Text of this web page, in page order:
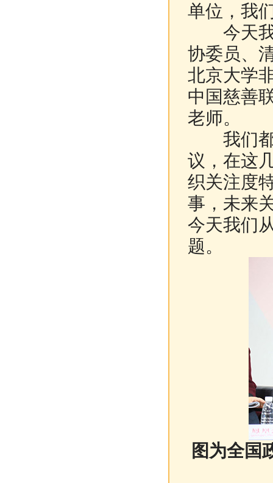
单位，我
今天我
协委员、
北京大学
中国慈善
老师。
我们都
议，在这
织关注度
事，未来
今天我们
题。
图为全国